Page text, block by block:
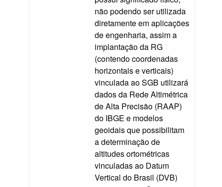
não podendo ser utilizada
diretamente em aplicações
de engenharia, assim a
implantação da RG
(contendo coordenadas
horizontais e verticais)
vinculada ao SGB utilizará
dados da Rede Altimétrica
de Alta Precisão (RAAP)
do IBGE e modelos
geoidais que possibilitam
a determinação de
altitudes ortométricas
vinculadas ao Datum
Vertical do Brasil (DVB)